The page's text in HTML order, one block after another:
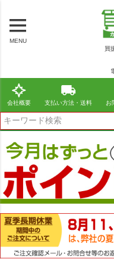
MENU
買
会社概要 支払い方法・送料 お